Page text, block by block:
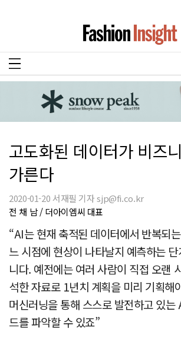
고도화된 데이터가 비즈
가른다
2020-01-20 서재필 기자 sjp@fi.co.kr
전 채 남 / 더아이엠씨 대표
“AI는 현재 축적된 데이터에서 반복되
느 시점에 현상이 나타날지 예측하는
니다. 예전에는 여러 사람이 직접 오랜
석한 자료로 1년치 계획을 미리 기획해
머신러닝을 통해 스스로 발전하고 있는
드를 파악할 수 있죠”